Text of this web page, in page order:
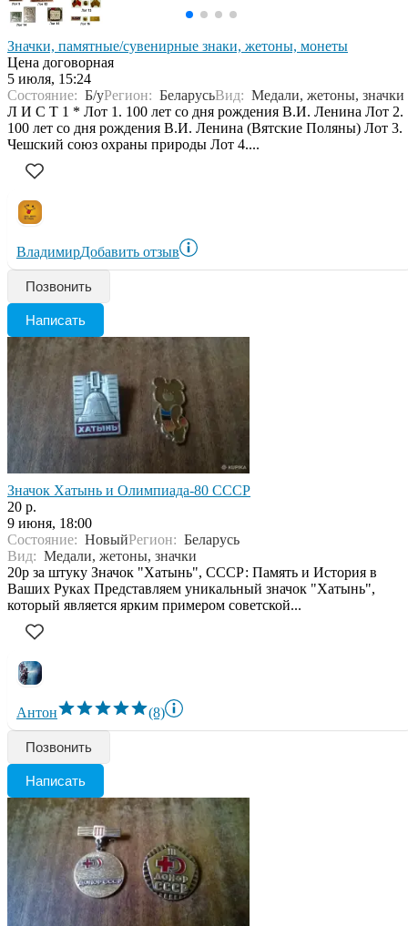
Значки, памятные/сувенирные знаки, жетоны, монеты
Цена договорная
5 июля, 15:24
Состояние: Б/уРегион: БеларусьВид: Медали, жетоны, значки
Л И С Т 1 * Лот 1. 100 лет со дня рождения В.И. Ленина Лот 2.
100 лет со дня рождения В.И. Ленина (Вятские Поляны) Лот 3.
Чешский союз охраны природы Лот 4....
ВладимирДобавить отзыв
Позвонить
Написать
Значок Хатынь и Олимпиада-80 СССР
20 р.
9 июня, 18:00
Состояние: НовыйРегион: Беларусь
Вид: Медали, жетоны, значки
20р за штуку Значок "Хатынь", СССР: Память и История в
Ваших Руках Представляем уникальный значок "Хатынь",
который является ярким примером советской...
Антон (8)
Позвонить
Написать